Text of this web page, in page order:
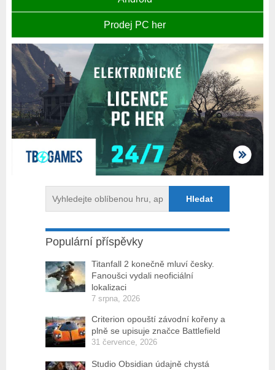
Prodej PC her
Populární příspěvky
Titanfall 2 konečně mluví česky.
Fanoušci vydali neoficiální
lokalizaci
7 srpna, 2026
Criterion opouští závodní kořeny a
plně se upisuje značce Battlefield
31 července, 2026
Studio Obsidian údajně chystá